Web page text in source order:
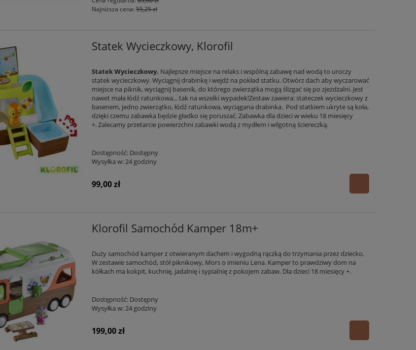
Najniższa cena:55,25 zł
Statek Wycieczkowy, Klorofil
Statek Wycieczkowy. Najlepsze miejsce na relaks i wspólną zabawę nad wodą to uroczy
statek wycieczkowy. Wyciągnij drabinkę i wejdź na pokład statku. Otwórz dach aby wyczarować
miejsce na piknik, wyciągnij basenik, do którego zwierzątka mogą ślizgać się po zjeżdżalni. Jest
nawet mała łódź ratunkowa... tak na wszelki wypadek!Zestaw zawiera: stateczek wycieczkowy z
basenem, jedno zwierzątko, łódź ratunkowa, wyciągana drabinka. Pod statkiem ukryte są koła,
dzięki czemu zabawka będzie gładko się poruszać. Zabawka dla dzieci w wieku 18 miesięcy
+. Zalecamy przetarcie powierzchni zabawki wodą z mydłem i wilgotną ściereczką.
Dostępność: Dostępny
Wysyłka w:24 godziny
99,00 zł
Klorofil Samochód Kamper 18m+
Duży samochód kamper z otwieranym dachem i wygodną rączką do trzymania przez dziecko.
W zestawie samochód, stół piknikowy, Mors o imieniu Lena. Kamper to prawdziwy dom na
kółkach ma kokpit, kuchnię, jadalnię i sypialnię z pokojem zabaw. Dla dzieci 18 miesięcy +.
Dostępność: Dostępny
Wysyłka w:24 godziny
199,00 zł